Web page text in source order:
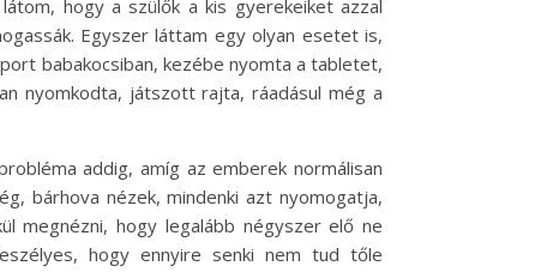
hogy a szülők a kis gyerekeiket azzal
Egyszer láttam egy olyan esetet is,
babakocsiban, kezébe nyomta a tabletet,
nyomkodta, játszott rajta, ráadásul még a
addig, amíg az emberek normálisan
bárhova nézek, mindenki azt nyomogatja,
megnézni, hogy legalább négyszer elő ne
hogy ennyire senki nem tud tőle